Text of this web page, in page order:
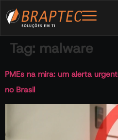
Tag: malware
PMEs na mira: um alerta
no Brasil